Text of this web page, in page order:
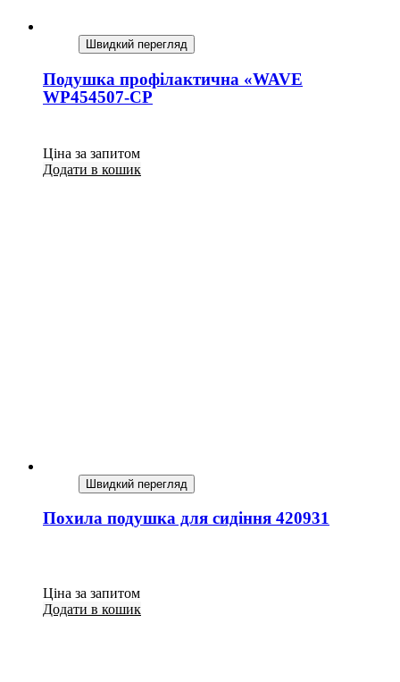
Швидкий перегляд
Подушка профілактична «WAVE
WP454507-CP
Ціна за запитом
Додати в кошик
Швидкий перегляд
Похила подушка для сидіння 420931
Ціна за запитом
Додати в кошик